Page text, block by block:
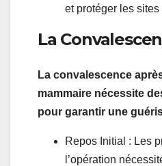
et protéger les
La
La convalescence
mammaire nécessite
pour garantir une
Repos Initial : Les
l’opération